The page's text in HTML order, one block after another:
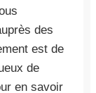
des
est de
de
en savoir